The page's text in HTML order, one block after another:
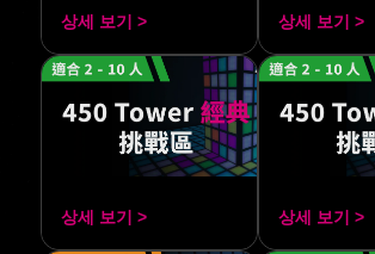
상세 보기 > 상세 보기 >
상세 보기 > 상세 보기 >